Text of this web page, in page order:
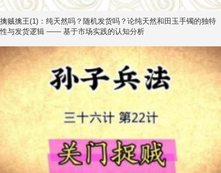
擒贼擒王(1)：纯天然吗？随机发货吗？论纯天然和田玉手镯的独特
性与发货逻辑 —— 基于市场实践的认知分析